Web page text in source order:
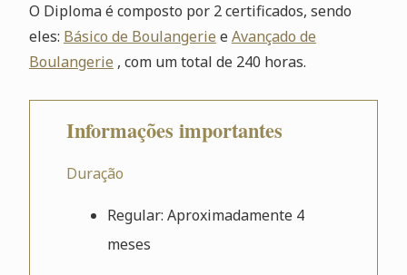
O Diploma é composto por 2 certificados, sendo
eles: Básico de Boulangerie eAvançado de
Boulangerie , com um total de 240 horas.
Informações importantes
Duração
Regular: Aproximadamente 4
meses